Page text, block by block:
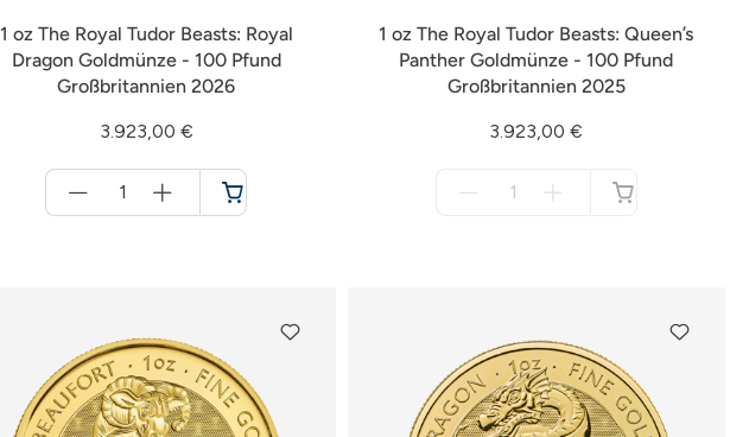
1 oz The Royal Tudor Beasts: Royal
Dragon Goldmünze - 100 Pfund
Großbritannien 2026
3.923,00 €
1 oz The Royal Tudor Beasts: Queen’s
Panther Goldmünze - 100 Pfund
Großbritannien 2025
3.923,00 €